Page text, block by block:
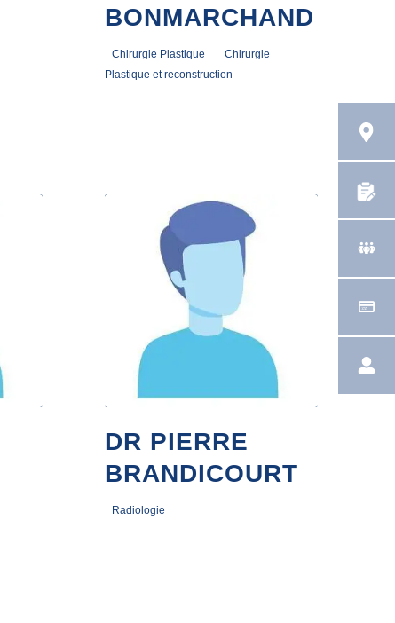
BONMARCHAND
Chirurgie Plastique
Chirurgie
Plastique et reconstruction
DR PIERRE
BRANDICOURT
Radiologie